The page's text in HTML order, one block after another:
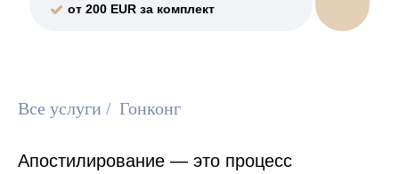
от 200 EUR за комплект
Все услуги / Гонконг
Апостилирование — это процесс